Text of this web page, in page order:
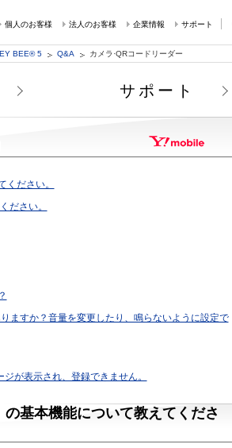
個人のお客様 法人のお客様 企業情報 サポート
BEE® 5 Q&A カメラ·QRコードリーダー
サポート
ださい。
ださい。
ますか？音量を変更したり、鳴らないように設定で
が表示され、登録できません。
基本機能について教えてくださ